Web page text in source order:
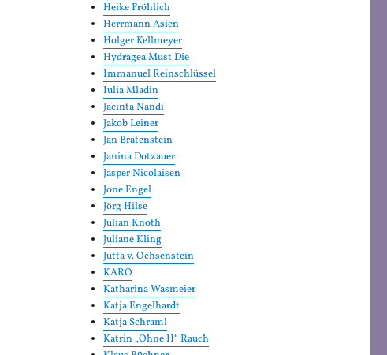
Heike Fröhlich
Herrmann Asien
Holger Kellmeyer
Hydragea Must Die
Immanuel Reinschlüssel
Iulia Mladin
Jacinta Nandi
Jakob Leiner
Jan Bratenstein
Janina Dotzauer
Jasper Nicolaisen
Jone Engel
Jörg Hilse
Julian Knoth
Juliane Kling
Jutta v. Ochsenstein
KARO
Katharina Wasmeier
Katja Engelhardt
Katja Schraml
Katrin „Ohne H“ Rauch